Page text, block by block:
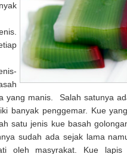
yang manis. Salah satunya
banyak penggemar. Kue
satu jenis kue basah
sudah ada sejak lama
oleh masyrakat. Kue